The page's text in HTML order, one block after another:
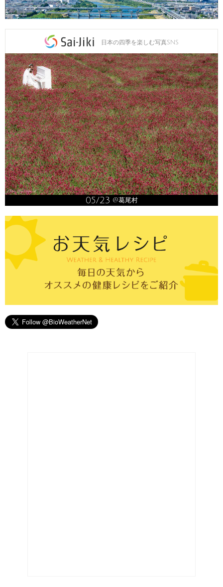
日本の四季を楽しむ写真SNS
05/23 @葛尾村